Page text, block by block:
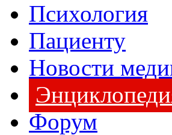
Психология
Пациенту
Новости
Форум